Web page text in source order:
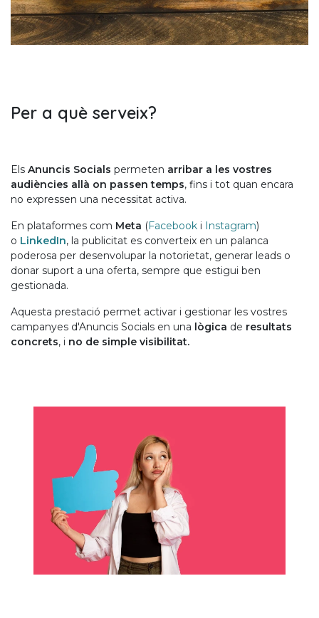
Per a què serveix?
Els Anuncis Socials permeten arribar a les vostres
audiències allà on passen temps, fins i tot quan encara
no expressen una necessitat activa.
En plataformes com Meta (Facebook i Instagram)
o LinkedIn, la publicitat es converteix en un palanca
poderosa per desenvolupar la notorietat, generar leads o
donar suport a una oferta, sempre que estigui ben
gestionada.
Aquesta prestació permet activar i gestionar les vostres
campanyes d'Anuncis Socials en una lògica de resultats
concrets, i no de simple visibilitat.